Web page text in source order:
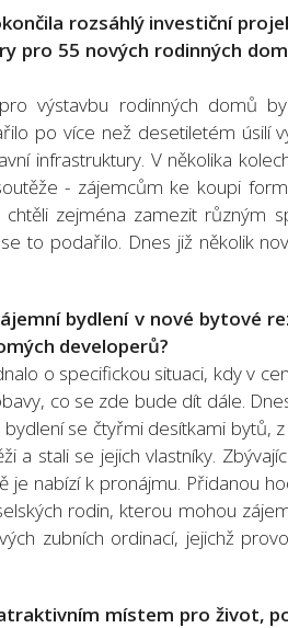
rozsáhlý investiční
pro 55 nových rodinných
výstavbu rodinných domů
po více než desetiletém úsilí
infrastruktury. V několika
- zájemcům ke koupi
zejména zamezit různým
to podařilo. Dnes již několik
bydlení v nové bytové
developerů?
o specifickou situaci, kdy v
co se zde bude dít dále.
se čtyřmi desítkami bytů, z
a stali se jejich vlastníky.
je nabízí k pronájmu. Přidanou
rodin, kterou mohou
zubních ordinací, jejichž
místem pro život,